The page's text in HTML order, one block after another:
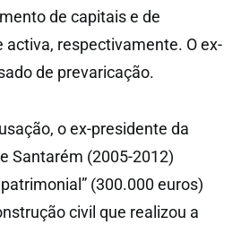
de capitais e de
activa, respectivamente. O ex-
de prevaricação.
o ex-presidente da
Santarém (2005-2012)
(300.000 euros)
civil que realizou a